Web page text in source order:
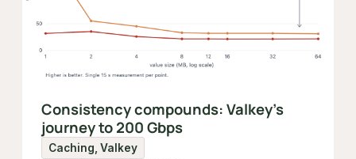
Consistency compounds: Valkey's
journey to 200 Gbps
Caching, Valkey